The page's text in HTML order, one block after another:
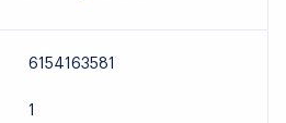
6154163581
1